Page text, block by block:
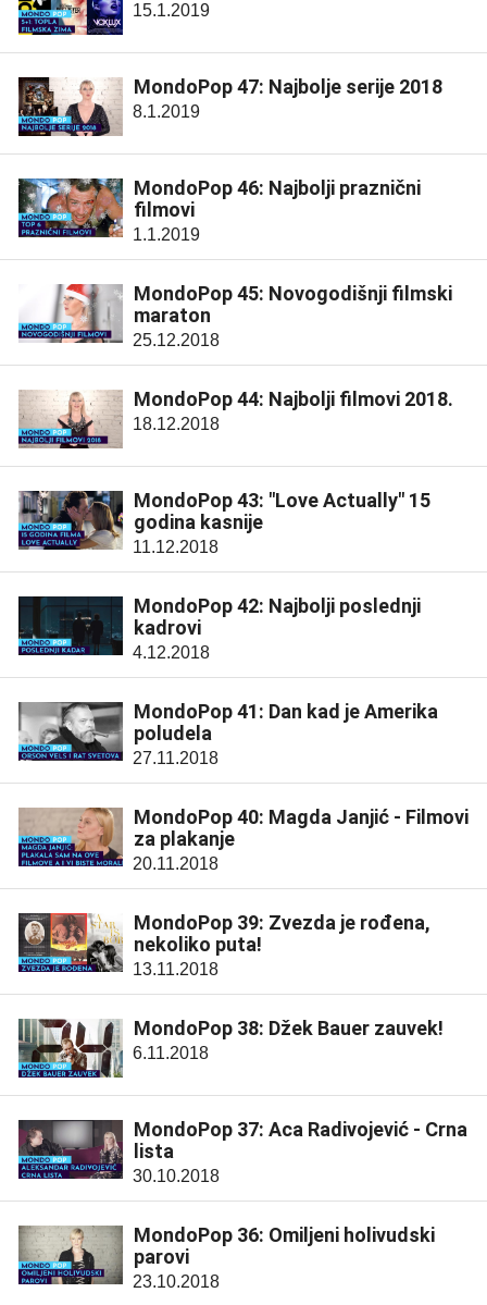
15.1.2019
MondoPop 47: Najbolje serije 2018
8.1.2019
MondoPop 46: Najbolji praznični
filmovi
1.1.2019
MondoPop 45: Novogodišnji filmski
maraton
25.12.2018
MondoPop 44: Najbolji filmovi 2018.
18.12.2018
MondoPop 43: "Love Actually" 15
godina kasnije
11.12.2018
MondoPop 42: Najbolji poslednji
kadrovi
4.12.2018
MondoPop 41: Dan kad je Amerika
poludela
27.11.2018
MondoPop 40: Magda Janjić - Filmovi
za plakanje
20.11.2018
MondoPop 39: Zvezda je rođena,
nekoliko puta!
13.11.2018
MondoPop 38: Džek Bauer zauvek!
6.11.2018
MondoPop 37: Aca Radivojević - Crna
lista
30.10.2018
MondoPop 36: Omiljeni holivudski
parovi
23.10.2018